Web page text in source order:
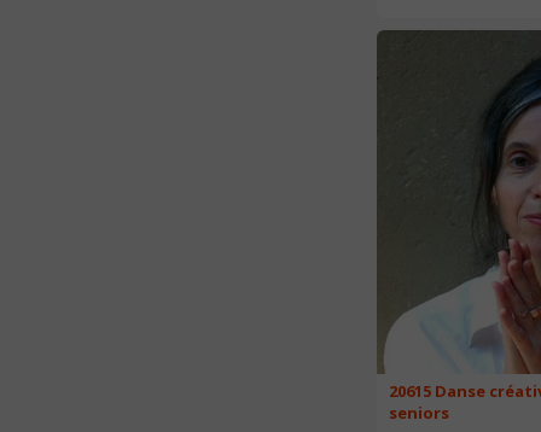
20615 Danse
seniors